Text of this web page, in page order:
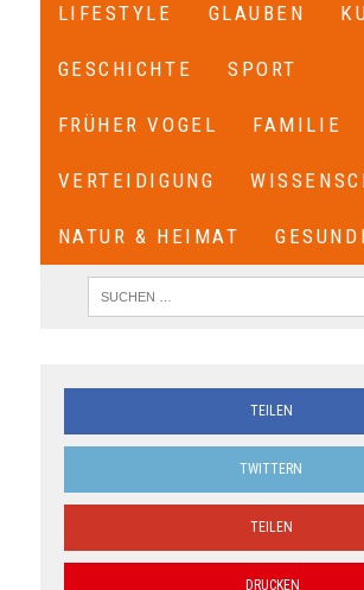
LIFESTYLE GLAUBEN
GESCHICHTE SPORT
FRÜHER VOGEL FAMILIE
VERTEIDIGUNG
NATUR & HEIMAT
TEILEN
TWITTERN
TEILEN
DRUCKEN